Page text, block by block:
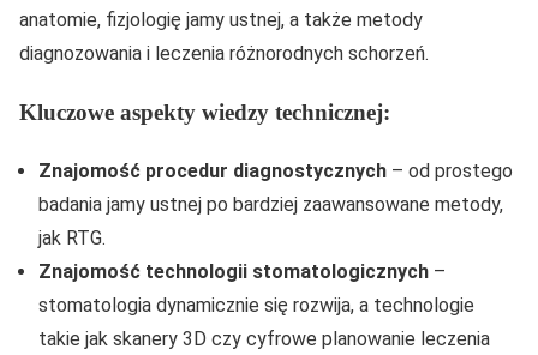
anatomie, fizjologię jamy ustnej, a także metody
diagnozowania i leczenia różnorodnych schorzeń.
Kluczowe aspekty wiedzy technicznej:
Znajomość procedur diagnostycznych – od prostego
badania jamy ustnej po bardziej zaawansowane metody,
jak RTG.
Znajomość technologii stomatologicznych –
stomatologia dynamicznie się rozwija, a technologie
takie jak skanery 3D czy cyfrowe planowanie leczenia